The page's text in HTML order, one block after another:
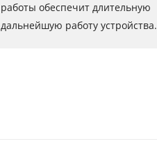
работы обеспечит длительную
дальнейшую работу устройства.